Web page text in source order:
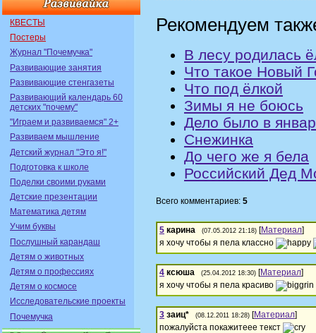
КВЕСТЫ
Постеры
Журнал "Почемучка"
Развивающие занятия
Развивающие стенгазеты
Развивающий календарь 60
детских "почему"
"Играем и развиваемся" 2+
Развиваем мышление
Детский журнал "Это я!"
Подготовка к школе
Поделки своими руками
Детские презентации
Математика детям
Учим буквы
Послушный карандаш
Детям о животных
Детям о профессиях
Детям о космосе
Исследовательские проекты
Почемучка
Рекомендуем
В лесу родилась
Что такое Новый
Что под ёлкой
Зимы я не боюсь
Дело было в
Снежинка
До чего же я бела
Российский Дед
Всего комментариев: 5
5 карина (07.05.2012 21:18) [Материал]
я хочу чтобы я пела классно
4 ксюша (25.04.2012 18:30) [Материал]
я хочу чтобы я пела красиво
3 заиц* (08.12.2011 18:28) [Материал]
пожалуйста покажитеее текст